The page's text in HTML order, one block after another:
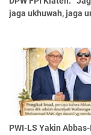
jaga ukhuwah, jaga
PWI-LS Yakin